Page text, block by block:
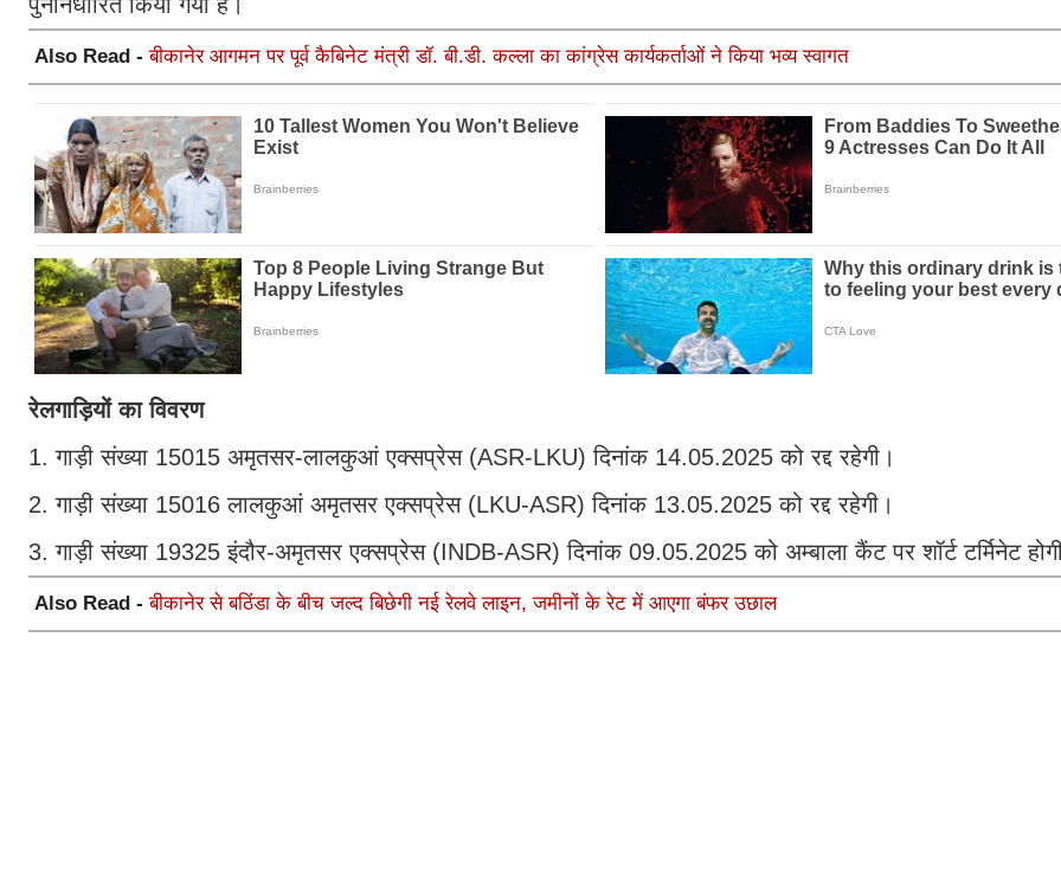
Also Read -बीकानेर आगमन पर पूर्व कैबिनेट मंत्री डॉ. बी.डी. कल्ला का कांग्रेस कार्यकर्ताओं ने किया भव्य स्वागत
रेलगाड़ियों का विवरण
1. गाड़ी संख्या 15015 अमृतसर-लालकुआं एक्सप्रेस (ASR-LKU) दिनांक 14.05.2025 को रद्द रहेगी।
2. गाड़ी संख्या 15016 लालकुआं अमृतसर एक्सप्रेस (LKU-ASR) दिनांक 13.05.2025 को रद्द रहेगी।
3. गाड़ी संख्या 19325 इंदौर-अमृतसर एक्सप्रेस (INDB-ASR) दिनांक 09.05.2025 को अम्बाला कैंट पर शॉर्ट टर्मिनेट
Also Read -बीकानेर से बठिंडा के बीच जल्द बिछेगी नई रेलवे लाइन, जमीनों के रेट में आएगा बंफर उछाल